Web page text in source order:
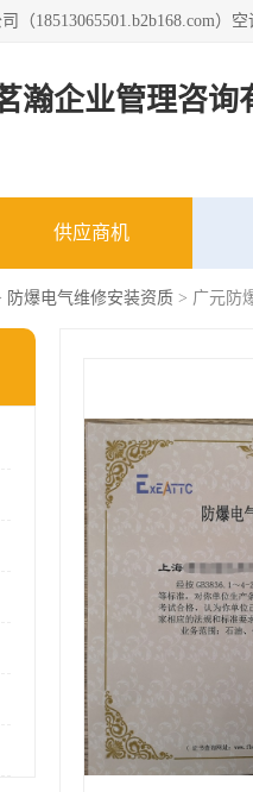
瀚企业管理咨询
供应商机
防爆电气维修安装资质 > 广元防